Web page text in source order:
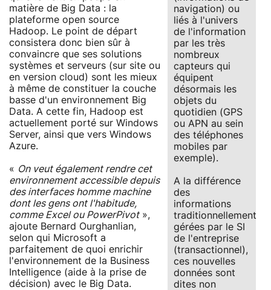
navigation) ou
liés à l'univers
de l'information
par les très
nombreux
capteurs qui
équipent
désormais les
objets du
quotidien (GPS
ou APN au sein
des téléphones
mobiles par
exemple).
A la différence
des
informations
traditionnellement
gérées par le SI
de l'entreprise
(transactionnel),
ces nouvelles
données sont
dites non
matière de Big Data : la
plateforme open source
Hadoop. Le point de départ
consistera donc bien sûr à
convaincre que ses solutions
systèmes et serveurs (sur site ou
en version cloud) sont les mieux
à même de constituer la couche
basse d'un environnement Big
Data. A cette fin, Hadoop est
actuellement porté sur Windows
Server, ainsi que vers Windows
Azure.
« On veut également rendre cet
environnement accessible depuis
des interfaces homme machine
dont les gens ont l'habitude,
comme Excel ou PowerPivot»,
ajoute Bernard Ourghanlian,
selon qui Microsoft a
parfaitement de quoi enrichir
l'environnement de la Business
Intelligence (aide à la prise de
décision) avec le Big Data.